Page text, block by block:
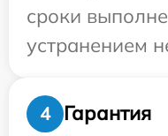
сроки
устранением
4 Гарантия